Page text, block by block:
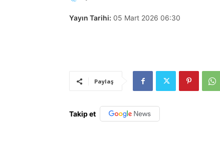
Yayın Tarihi: 05 Mart 2026 06:30
Paylaş
Takip et